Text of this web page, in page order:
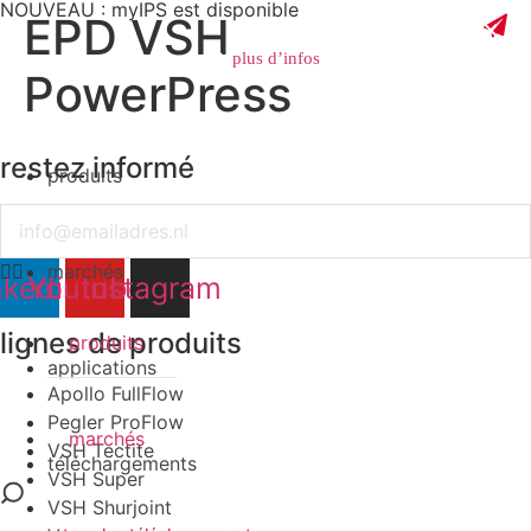
NOUVEAU : myIPS est disponible
plus d’infos
produits
marchés
applications
téléchargements
produits
marchés
EPD VSH
PowerPress
restez informé
Youtube
Instagram
lignes de produits
Apollo FullFlow
Pegler ProFlow
VSH Tectite
VSH Super
VSH Shurjoint